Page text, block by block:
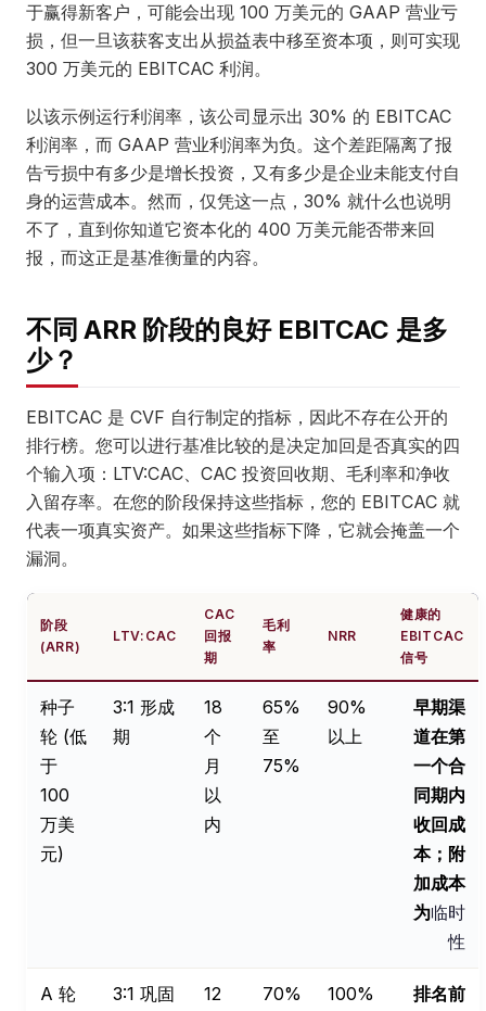
于赢得新客户，可能会出现 100 万美元的 GAAP 营业亏
损，但一旦该获客支出从损益表中移至资本项，则可实现
300 万美元的 EBITCAC 利润。
以该示例运行利润率，该公司显示出 30% 的 EBITCAC
利润率，而 GAAP 营业利润率为负。这个差距隔离了报
告亏损中有多少是增长投资，又有多少是企业未能支付自
身的运营成本。然而，仅凭这一点，30% 就什么也说明
不了，直到你知道它资本化的 400 万美元能否带来回
报，而这正是基准衡量的内容。
不同 ARR 阶段的良好 EBITCAC 是多
少？
EBITCAC 是 CVF 自行制定的指标，因此不存在公开的
排行榜。您可以进行基准比较的是决定加回是否真实的四
个输入项：LTV:CAC、CAC 投资回收期、毛利率和净收
入留存率。在您的阶段保持这些指标，您的 EBITCAC 就
代表一项真实资产。如果这些指标下降，它就会掩盖一个
漏洞。
阶段
(ARR)
LTV:CAC
CAC
回报
期
毛利
率
NRR
健康的
EBITCAC
信号
种子
轮 (低
于
100
万美
元)
3:1 形成
期
18
个
月
以
内
65%
至
75%
90%
以上
早期渠
道在第
一个合
同期内
收回成
本；附
加成本
为临时
性
A 轮
3:1 巩固
12
70%
100%
排名前